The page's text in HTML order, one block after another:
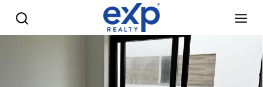
Apartamento en Venta Libre de Impuestos en Cana Cove –